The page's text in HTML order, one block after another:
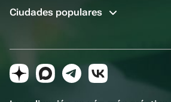
Ciudades populares